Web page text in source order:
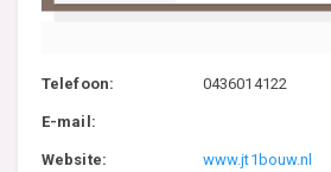
Telefoon: 0436014122
E-mail:
Website: www.jt1bouw.nl